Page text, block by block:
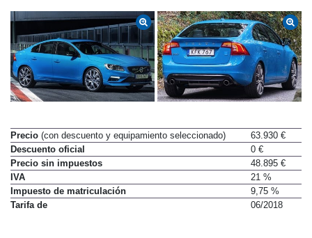
Precio (con descuento y equipamiento seleccionado)
63.930 €
Descuento oficial
0 €
Precio sin impuestos
48.895 €
IVA
21 %
Impuesto de matriculación
9,75 %
Tarifa de
06/2018